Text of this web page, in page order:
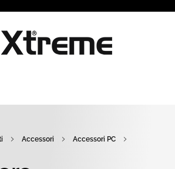
Accessori
Accessori PC